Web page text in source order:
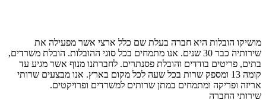
מושיקו הובלות היא חברה בעלת שם כלל ארצי אשר מפעילה את
שירותיה כבר 30 שנים. אנו מתמחים בכל סוגי ההובלות. הובלת משרדים,
בתים, פריטים בודדים והובלת פסנתרים. לחברתנו מנוף אשר מגיע עד
קומה 13 ומספק שרות בכל שעה לכל מקום בארץ. אנו מבצעים שרותי
אריזה ופריקה ומתמחים במתן שרותים למשרדים ופרויקטים.
שירותי החברה